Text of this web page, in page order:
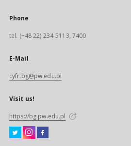
Phone
tel. (+48 22) 234-5113, 7400
E-Mail
cyfr.bg@pw.edu.pl
Visit us!
https://bg.pw.edu.pl